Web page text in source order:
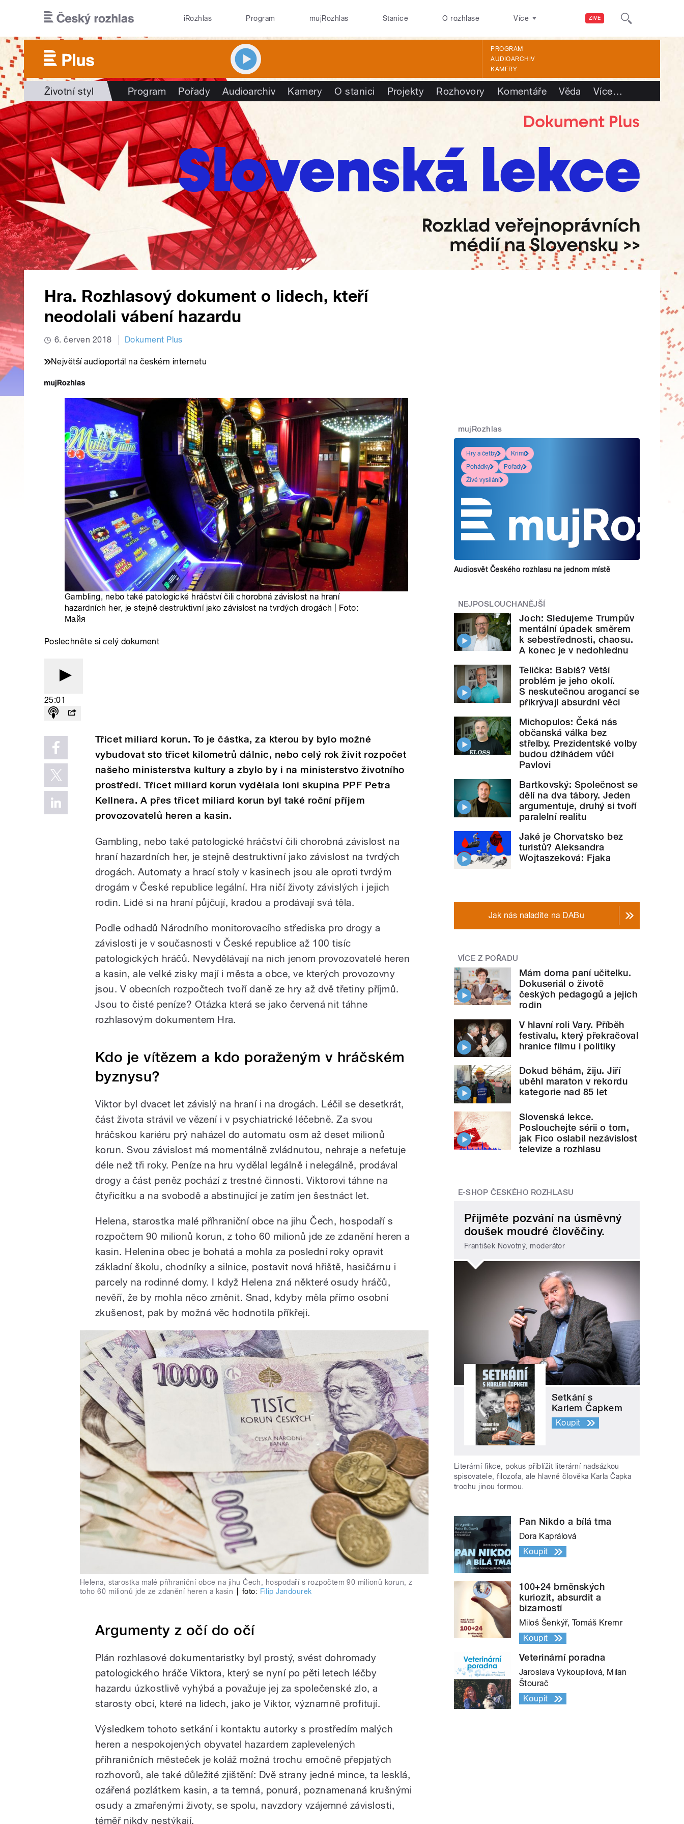
ŽIVĚ
iRozhlas Program mujRozhlas Stanice O rozhlase Více
PROGRAM
AUDIOARCHIV
KAMERY
Životní styl Program Pořady Audioarchiv Kamery O stanici Projekty Rozhovory Komentáře Věda Více…
Hra. Rozhlasový dokument o lidech, kteří
neodolali vábení hazardu
6. červen 2018 Dokument Plus
Největší audioportál na českém internetu
Gambling, nebo také patologické hráčství čili chorobná závislost na hraní
hazardních her, je stejně destruktivní jako závislost na tvrdých drogách | Foto:
Майя
Poslechněte si celý dokument
25:01
Třicet miliard korun. To je částka, za kterou by bylo možné
vybudovat sto třicet kilometrů dálnic, nebo celý rok živit rozpočet
našeho ministerstva kultury a zbylo by i na ministerstvo životního
prostředí. Třicet miliard korun vydělala loni skupina PPF Petra
Kellnera. A přes třicet miliard korun byl také roční příjem
provozovatelů heren a kasin.
Gambling, nebo také patologické hráčství čili chorobná závislost na
hraní hazardních her, je stejně destruktivní jako závislost na tvrdých
drogách. Automaty a hrací stoly v kasinech jsou ale oproti tvrdým
drogám v České republice legální. Hra ničí životy závislých i jejich
rodin. Lidé si na hraní půjčují, kradou a prodávají svá těla.
Podle odhadů Národního monitorovacího střediska pro drogy a
závislosti je v současnosti v České republice až 100 tisíc
patologických hráčů. Nevydělávají na nich jenom provozovatelé heren
a kasin, ale velké zisky mají i města a obce, ve kterých provozovny
jsou. V obecních rozpočtech tvoří daně ze hry až dvě třetiny příjmů.
Jsou to čisté peníze? Otázka která se jako červená nit táhne
rozhlasovým dokumentem Hra.
Kdo je vítězem a kdo poraženým v hráčském
byznysu?
Viktor byl dvacet let závislý na hraní i na drogách. Léčil se desetkrát,
část života strávil ve vězení i v psychiatrické léčebně. Za svou
hráčskou kariéru prý naházel do automatu osm až deset milionů
korun. Svou závislost má momentálně zvládnutou, nehraje a nefetuje
déle než tři roky. Peníze na hru vydělal legálně i nelegálně, prodával
drogy a část peněz pochází z trestné činnosti. Viktorovi táhne na
čtyřicítku a na svobodě a abstinující je zatím jen šestnáct let.
Helena, starostka malé příhraniční obce na jihu Čech, hospodaří s
rozpočtem 90 milionů korun, z toho 60 milionů jde ze zdanění heren a
kasin. Helenina obec je bohatá a mohla za poslední roky opravit
základní školu, chodníky a silnice, postavit nová hřiště, hasičárnu i
parcely na rodinné domy. I když Helena zná některé osudy hráčů,
nevěří, že by mohla něco změnit. Snad, kdyby měla přímo osobní
zkušenost, pak by možná věc hodnotila příkřeji.
Helena, starostka malé příhraniční obce na jihu Čech, hospodaří s rozpočtem 90 milionů korun, z
toho 60 milionů jde ze zdanění heren a kasin
foto: Filip Jandourek
Argumenty z očí do očí
Plán rozhlasové dokumentaristky byl prostý, svést dohromady
patologického hráče Viktora, který se nyní po pěti letech léčby
hazardu úzkostlivě vyhýbá a považuje jej za společenské zlo, a
starosty obcí, které na lidech, jako je Viktor, významně profitují.
Výsledkem tohoto setkání i kontaktu autorky s prostředím malých
heren a nespokojených obyvatel hazardem zaplevelených
příhraničních městeček je koláž možná trochu emočně přepjatých
rozhovorů, ale také důležité zjištění: Dvě strany jedné mince, ta lesklá,
ozářená pozlátkem kasin, a ta temná, ponurá, poznamenaná krušnými
osudy a zmařenými životy, se spolu, navzdory vzájemné závislosti,
téměř nikdy nestýkají.
mujRozhlas
Hry a četby
Krimi
Pohádky
Pořady
Živé vysílání
Audiosvět Českého rozhlasu na jednom místě
NEJPOSLOUCHANĚJŠÍ
Joch: Sledujeme Trumpův
mentální úpadek směrem
k sebestřednosti, chaosu.
A konec je v nedohlednu
Telička: Babiš? Větší
problém je jeho okolí.
S neskutečnou arogancí se
přikrývají absurdní věci
Michopulos: Čeká nás
občanská válka bez
střelby. Prezidentské volby
budou džihádem vůči
Pavlovi
Bartkovský: Společnost se
dělí na dva tábory. Jeden
argumentuje, druhý si tvoří
paralelní realitu
Jaké je Chorvatsko bez
turistů? Aleksandra
Wojtaszeková: Fjaka
Jak nás naladíte na DABu
VÍCE Z POŘADU
Mám doma paní učitelku.
Dokuseriál o životě
českých pedagogů a jejich
rodin
V hlavní roli Vary. Příběh
festivalu, který překračoval
hranice filmu i politiky
Dokud běhám, žiju. Jiří
uběhl maraton v rekordu
kategorie nad 85 let
Slovenská lekce.
Poslouchejte sérii o tom,
jak Fico oslabil nezávislost
televize a rozhlasu
E-SHOP ČESKÉHO ROZHLASU
Přijměte pozvání na úsměvný
doušek moudré člověčiny.
František Novotný, moderátor
Setkání s
Karlem Čapkem
Koupit
Literární fikce, pokus přiblížit literární nadsázkou
spisovatele, filozofa, ale hlavně člověka Karla Čapka
trochu jinou formou.
Pan Nikdo a bílá tma
Dora Kaprálová
Koupit
100+24 brněnských
kuriozit, absurdit a
bizarností
Miloš Šenkýř, Tomáš Kremr
Koupit
Veterinární poradna
Jaroslava Vykoupilová, Milan
Štourač
Koupit